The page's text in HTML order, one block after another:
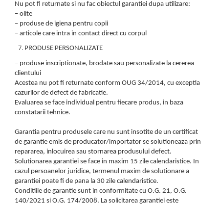
Nu pot fi returnate si nu fac obiectul garantiei dupa utilizare:
– olite
– produse de igiena pentru copii
– articole care intra in contact direct cu corpul
PRODUSE PERSONALIZATE
– produse inscriptionate, brodate sau personalizate la cererea
clientului
Acestea nu pot fi returnate conform OUG 34/2014, cu exceptia
cazurilor de defect de fabricatie.
Evaluarea se face individual pentru fiecare produs, in baza
constatarii tehnice.
Garantia pentru produsele care nu sunt insotite de un certificat
de garantie emis de producator/importator se solutioneaza prin
repararea, inlocuirea sau stornarea produsului defect.
Solutionarea garantiei se face in maxim 15 zile calendaristice. In
cazul persoanelor juridice, termenul maxim de solutionare a
garantiei poate fi de pana la 30 zile calendaristice.
Conditiile de garantie sunt in conformitate cu O.G. 21, O.G.
140/2021 si O.G. 174/2008. La solicitarea garantiei este